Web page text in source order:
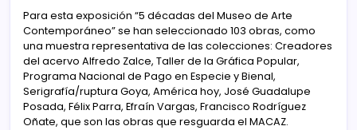
Para esta exposición “5 décadas del Museo de Arte
Contemporáneo” se han seleccionado 103 obras, como
una muestra representativa de las colecciones: Creadores
del acervo Alfredo Zalce, Taller de la Gráfica Popular,
Programa Nacional de Pago en Especie y Bienal,
Serigrafía/ruptura Goya, América hoy, José Guadalupe
Posada, Félix Parra, Efraín Vargas, Francisco Rodríguez
Oñate, que son las obras que resguarda el MACAZ.